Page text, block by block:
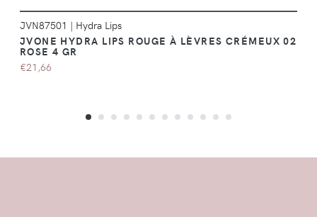
JVN87501 | Hydra Lips
JVONE HYDRA LIPS ROUGE À LÈVRES CRÉMEUX 02
ROSE 4 GR
€21,66